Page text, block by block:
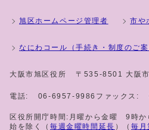
旭区ホームページ管理者 市や
なにわコール（手続き・制度のご案
大阪市旭区役所 〒535-8501 大阪
電話: 06-6957-9986 ファックス:
区役所開庁時間:月曜から金曜 9時
始を除く（ 毎週金曜時間延長 ）（毎月